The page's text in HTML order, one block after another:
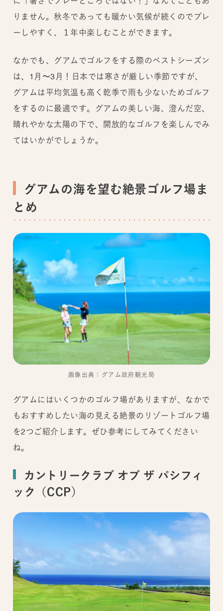
りません。秋冬であっても暖かい気候が続くのでプレ
ーしやすく、１年中楽しむことができます。
なかでも、グアムでゴルフをする際のベストシーズン
は、1月〜3月！日本では寒さが厳しい季節ですが、
グアムは平均気温も高く乾季で雨も少ないためゴルフ
をするのに最適です。グアムの美しい海、澄んだ空、
晴れやかな太陽の下で、開放的なゴルフを楽しんでみ
てはいかがでしょうか。
グアムの海を望む絶景ゴルフ場ま
とめ
画像出典：グアム政府観光局
グアムにはいくつかのゴルフ場がありますが、なかで
もおすすめしたい海の見える絶景のリゾートゴルフ場
を2つご紹介します。ぜひ参考にしてみてください
ね。
カントリークラブ オブ ザ パシフィ
ック（CCP）